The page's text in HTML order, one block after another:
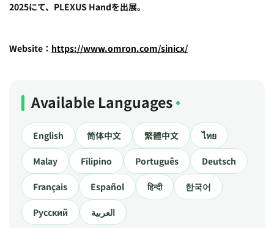
2025にて、PLEXUS Handを出展。
Website： https://www.omron.com/sinicx/
Available Languages
English 简体中文 繁體中文 ไทย
Malay Filipino Português Deutsch
Français Español हिन्दी 한국어
Русский العربية